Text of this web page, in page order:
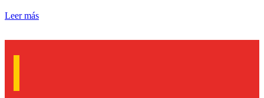
Leer más